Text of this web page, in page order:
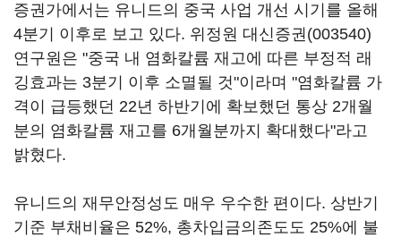
증권가에서는 유니드의 중국 사업 개선 시기를 올해
4분기 이후로 보고 있다. 위정원 대신증권(003540)
연구원은 "중국 내 염화칼륨 재고에 따른 부정적 래
깅효과는 3분기 이후 소멸될 것"이라며 "염화칼륨 가
격이 급등했던 22년 하반기에 확보했던 통상 2개월
분의 염화칼륨 재고를 6개월분까지 확대했다"라고
밝혔다.
유니드의 재무안정성도 매우 우수한 편이다. 상반기
기준 부채비율은 52%, 총차입금의존도도 25%에 불